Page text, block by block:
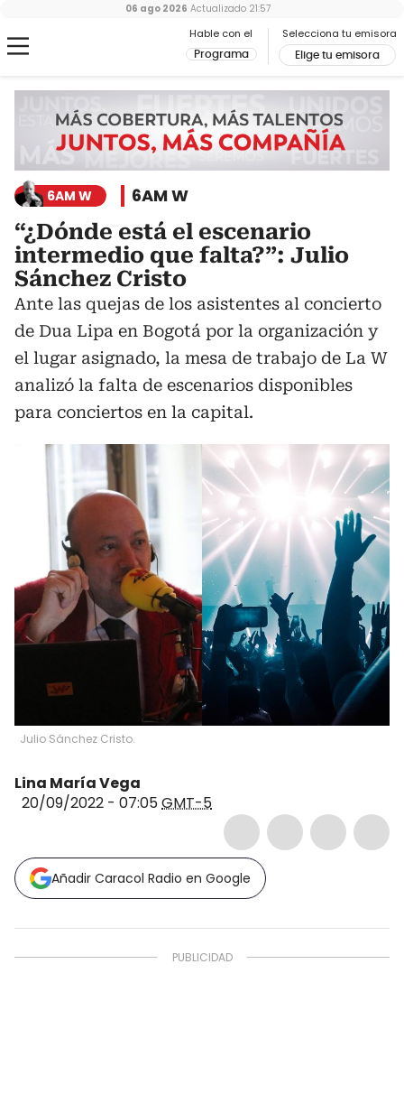
Hable con el
Programa
Selecciona tu emisora
Elige tu emisora
06 ago 2026 Actualizado 21:57
6AM W 6AM W
“¿Dónde está el escenario
intermedio que falta?”: Julio
Sánchez Cristo
Ante las quejas de los asistentes al concierto
de Dua Lipa en Bogotá por la organización y
el lugar asignado, la mesa de trabajo de La W
analizó la falta de escenarios disponibles
para conciertos en la capital.
Julio Sánchez Cristo.
Lina María Vega
20/09/2022 - 07:05GMT-5
Añadir Caracol Radio en Google